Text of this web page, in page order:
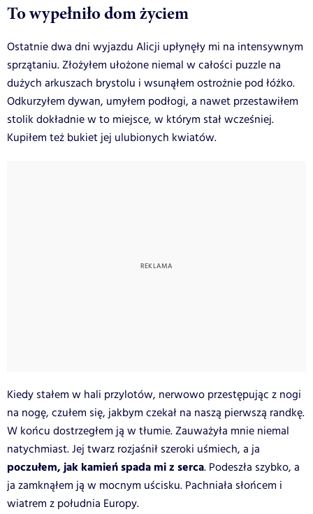
To wypełniło dom życiem
Ostatnie dwa dni wyjazdu Alicji upłynęły mi na intensywnym
sprzątaniu. Złożyłem ułożone niemal w całości puzzle na
dużych arkuszach brystolu i wsunąłem ostrożnie pod łóżko.
Odkurzyłem dywan, umyłem podłogi, a nawet przestawiłem
stolik dokładnie w to miejsce, w którym stał wcześniej.
Kupiłem też bukiet jej ulubionych kwiatów.
Kiedy stałem w hali przylotów, nerwowo przestępując z nogi
na nogę, czułem się, jakbym czekał na naszą pierwszą randkę.
W końcu dostrzegłem ją w tłumie. Zauważyła mnie niemal
natychmiast. Jej twarz rozjaśnił szeroki uśmiech, a ja
poczułem, jak kamień spada mi z serca. Podeszła szybko, a
ja zamknąłem ją w mocnym uścisku. Pachniała słońcem i
wiatrem z południa Europy.